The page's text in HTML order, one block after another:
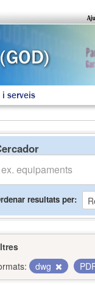
i serveis
resultats per
dwg